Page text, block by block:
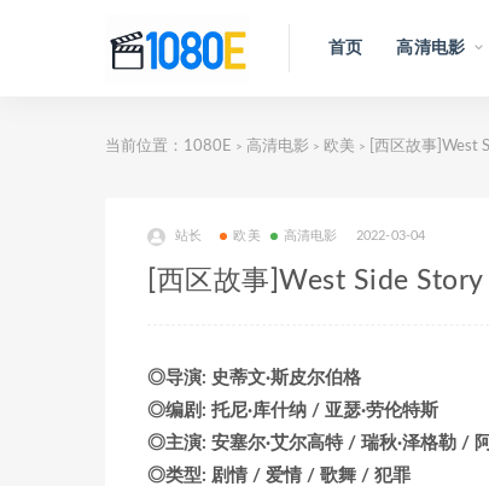
首页 高清电影
当前位置： 1080E > 高清电影 > 欧美 > [西区故事]West
站长 欧美 高清电影 2022-03-04
[西区故事]West Side
◎导演: 史蒂文·斯皮尔伯格
◎编剧: 托尼·库什纳 / 亚瑟·劳伦特斯
◎主演: 安塞尔·艾尔高特 / 瑞秋·泽格勒 /
◎类型: 剧情 / 爱情 / 歌舞 / 犯罪